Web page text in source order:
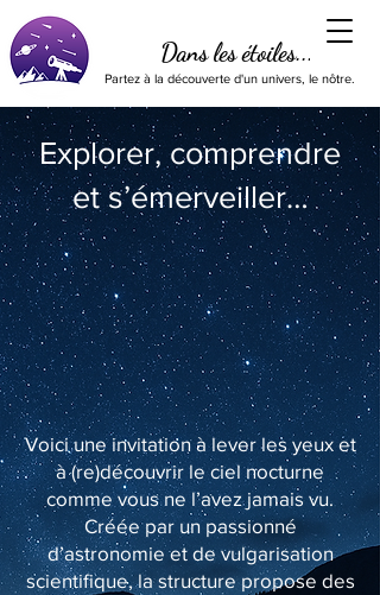
Dans les étoiles...
Partez à la découverte d'un univers, le nôtre.
Explorer, comprendre
et s’émerveiller…
Voici une invitation à lever les yeux et
à (re)découvrir le ciel nocturne
comme vous ne l’avez jamais vu.
Créée par un passionné
d’astronomie et de vulgarisation
scientifique, la structure propose des